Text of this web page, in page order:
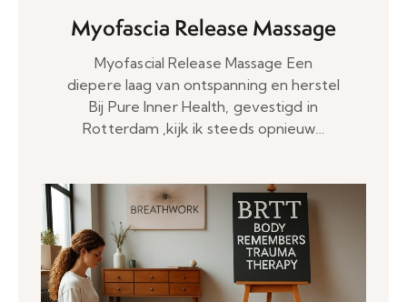
Myofascia Release Massage
Myofascial Release Massage Een
diepere laag van ontspanning en herstel
Bij Pure Inner Health, gevestigd in
Rotterdam ,kijk ik steeds opnieuw…